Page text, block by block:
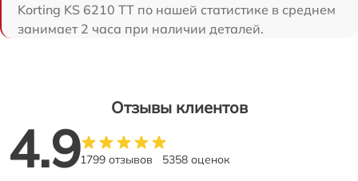
Korting KS 6210 TT по нашей статистике в среднем
занимает 2 часа при наличии деталей.
Отзывы клиентов
4.91799 отзывов 5358 оценок